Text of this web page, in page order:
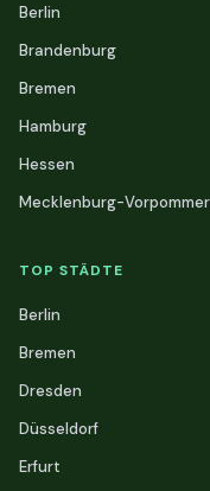
Berlin
Brandenburg
Bremen
Hamburg
Hessen
Mecklenburg-
TOP STÄDTE
Berlin
Bremen
Dresden
Düsseldorf
Erfurt